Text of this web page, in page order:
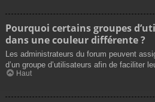
Pourquoi certains groupes
dans une couleur différente ?
Les administrateurs du forum peuvent
d’un groupe d’utilisateurs afin de faciliter
Haut